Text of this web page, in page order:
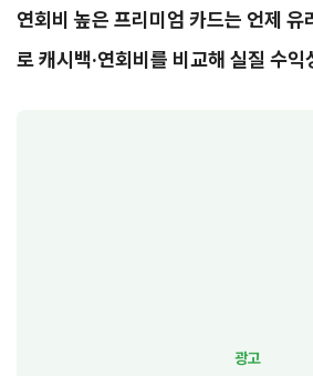
연회비 높은 프리미엄 카드는 언제 유
로 캐시백·연회비를 비교해 실질 수